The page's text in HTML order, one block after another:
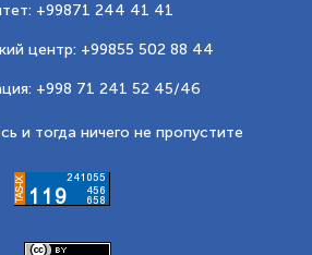
+99871 244 41 41
центр: +99855 502 88 44
+998 71 241 52 45/46
и тогда ничего не пропустите